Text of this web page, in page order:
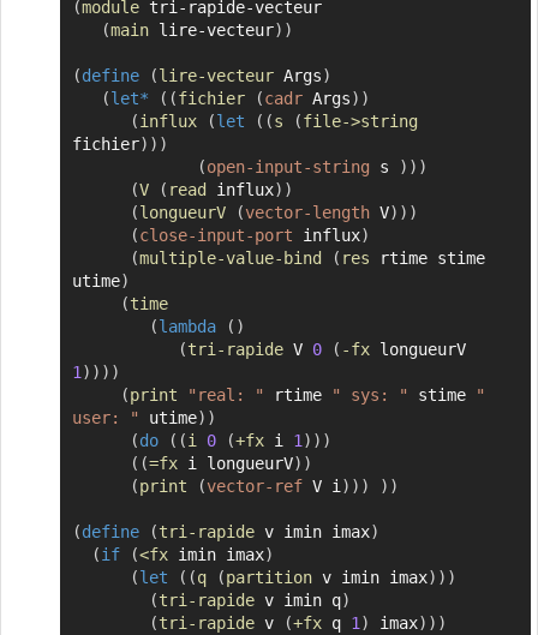
(module tri-rapide-vecteur
(main lire-vecteur) )
(define (lire-vecteur Args)
(let* ( (fichier (cadr Args) )
(influx (let ( (s (file->string
fichier) ) )
(open-input-string s ) ) )
(V ( read influx) )
(longueurV (vector-length V) ) )
(close-input-port influx)
(multiple-value-bind ( res rtime stime
utime)
(time
(lambda ( )
(tri-rapide V 0 ( -fx
longueurV
1) ) ) )
(print "real: " rtime " sys: " stime
"
user: "
utime) )
(do ( (i 0 (+fx i 1) ) )
( (=fx i longueurV) )
(print (vector-ref V i) ) ) ) )
(define (tri-rapide v imin imax)
(if (<fx imin imax)
(let ( (q (partition v imin imax) ) )
(tri-rapide v imin q)
(tri-rapide v (+fx q 1) imax) ) )